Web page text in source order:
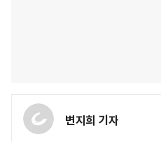
변지희 기자